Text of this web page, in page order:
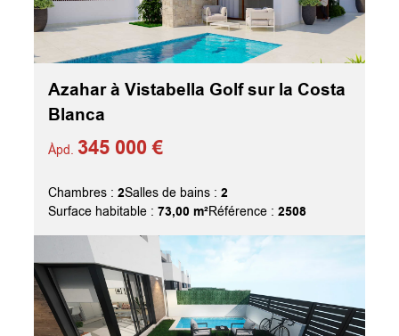
Azahar à Vistabella Golf sur la Costa
Blanca
Àpd. 345 000 €
Chambres :2Salles de bains :2
Surface habitable :73,00 m²Référence :2508